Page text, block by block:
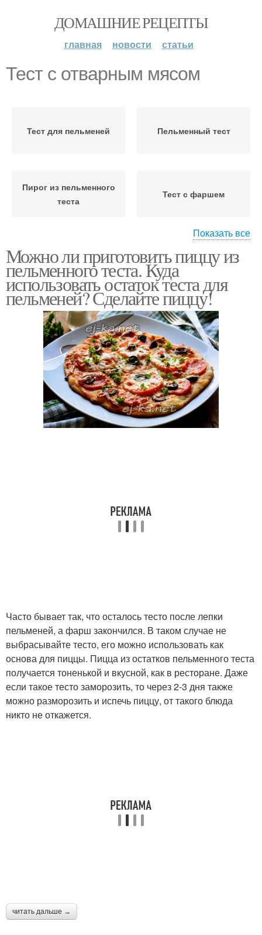
ДОМАШНИЕ РЕЦЕПТЫ
главная новости статьи
Тест с отварным мясом
Тест для пельменей Пельменный тест
Пирог из пельменного
теста
Тест с фаршем
Колбаса в пельменном
тесте
теста
Показать все
Можно ли приготовить пиццу из
пельменного теста. Куда
использовать остаток теста для
пельменей? Сделайте пиццу!
Часто бывает так, что осталось тесто после лепки
пельменей, а фарш закончился. В таком случае не
выбрасывайте тесто, его можно использовать как
основа для пиццы. Пицца из остатков пельменного теста
получается тоненькой и вкусной, как в ресторане. Даже
если такое тесто заморозить, то через 2-3 дня также
можно разморозить и испечь пиццу, от такого блюда
никто не откажется.
читать дальше →